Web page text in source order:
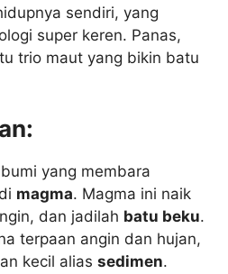
sendiri, yang
super keren. Panas,
trio maut yang bikin batu
yang membara
magma. Magma ini naik
dan jadilah batu beku.
terpaan angin dan hujan,
kecil alias sedimen.